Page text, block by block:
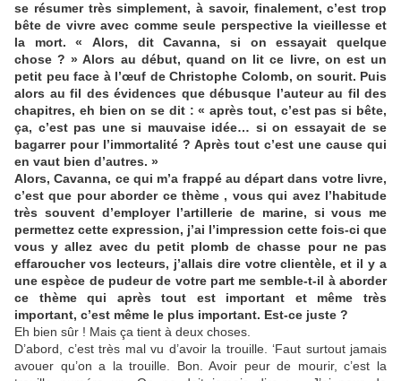
se résumer très simplement, à savoir, finalement, c’est trop
bête de vivre avec comme seule perspective la vieillesse et
la mort. « Alors, dit Cavanna, si on essayait quelque
chose ? » Alors au début, quand on lit ce livre, on est un
petit peu face à l’œuf de Christophe Colomb, on sourit. Puis
alors au fil des évidences que débusque l’auteur au fil des
chapitres, eh bien on se dit : « après tout, c’est pas si bête,
ça, c’est pas une si mauvaise idée… si on essayait de se
bagarrer pour l’immortalité ? Après tout c’est une cause qui
en vaut bien d’autres. »
Alors, Cavanna, ce qui m’a frappé au départ dans votre livre,
c’est que pour aborder ce thème , vous qui avez l’habitude
très souvent d’employer l’artillerie de marine, si vous me
permettez cette expression, j’ai l’impression cette fois-ci que
vous y allez avec du petit plomb de chasse pour ne pas
effaroucher vos lecteurs, j’allais dire votre clientèle, et il y a
une espèce de pudeur de votre part me semble-t-il à aborder
ce thème qui après tout est important et même très
important, c’est même le plus important. Est-ce juste ?
Eh bien sûr ! Mais ça tient à deux choses.
D’abord, c’est très mal vu d’avoir la trouille. ‘Faut surtout jamais
avouer qu’on a la trouille. Bon. Avoir peur de mourir, c’est la